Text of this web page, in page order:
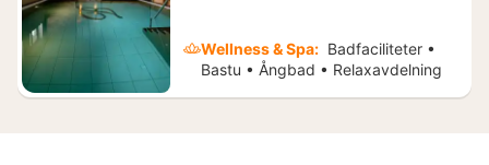
Wellness & Spa: Badfaciliteter •
Bastu • Ångbad • Relaxavdelning